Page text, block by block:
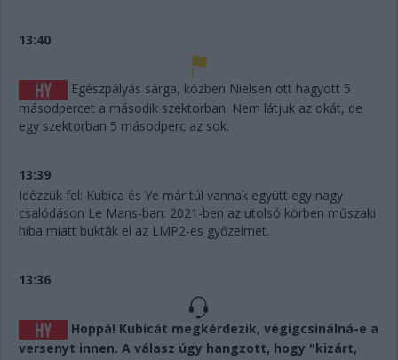
13:40
Egészpályás sárga, közben Nielsen ott hagyott 5
másodpercet a második szektorban. Nem látjuk az okát, de
egy szektorban 5 másodperc az sok.
13:39
Idézzük fel: Kubica és Ye már túl vannak együtt egy nagy
csalódáson Le Mans-ban: 2021-ben az utolsó körben műszaki
hiba miatt bukták el az LMP2-es győzelmet.
13:36
Hoppá! Kubicát megkérdezik, végigcsinálná-e a
versenyt innen. A válasz úgy hangzott, hogy "kizárt,